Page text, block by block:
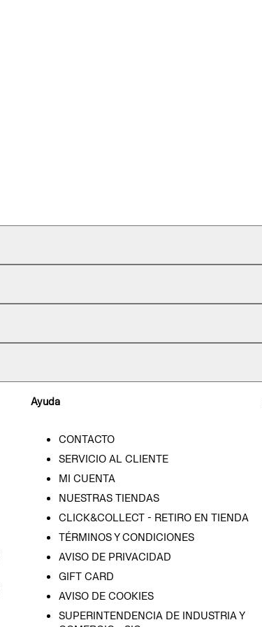
Ayuda
CONTACTO
SERVICIO AL CLIENTE
MI CUENTA
NUESTRAS TIENDAS
CLICK&COLLECT - RETIRO EN TIENDA
TÉRMINOS Y CONDICIONES
AVISO DE PRIVACIDAD
GIFT CARD
AVISO DE COOKIES
SUPERINTENDENCIA DE INDUSTRIA Y